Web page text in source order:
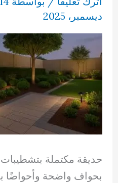
ديسمبر، 2025
حديقة مكتملة بتشطيبات
بحواف واضحة